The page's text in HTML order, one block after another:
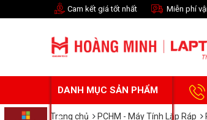
Cam kết giá tốt nhất Miễn phí
DANH MỤC SẢN PHẨM
Trang chủ PCHM - Máy Tính Lắp Ráp